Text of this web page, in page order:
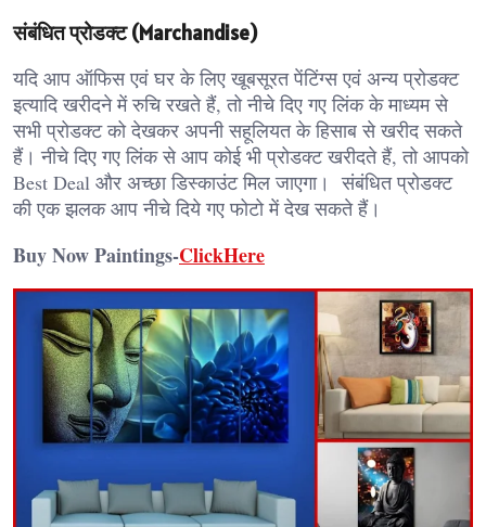
संबंधित प्रोडक्ट (Marchandise)
यदि आप ऑफिस एवं घर के लिए खूबसूरत पेंटिंग्स एवं अन्य प्रोडक्ट
इत्यादि खरीदने में रुचि रखते हैं, तो नीचे दिए गए लिंक के माध्यम से
सभी प्रोडक्ट को देखकर अपनी सहूलियत के हिसाब से खरीद सकते
हैं। नीचे दिए गए लिंक से आप कोई भी प्रोडक्ट खरीदते हैं, तो आपको
Best Deal और अच्छा डिस्काउंट मिल जाएगा। संबंधित प्रोडक्ट
की एक झलक आप नीचे दिये गए फोटो में देख सकते हैं।
Buy Now Paintings-ClickHere